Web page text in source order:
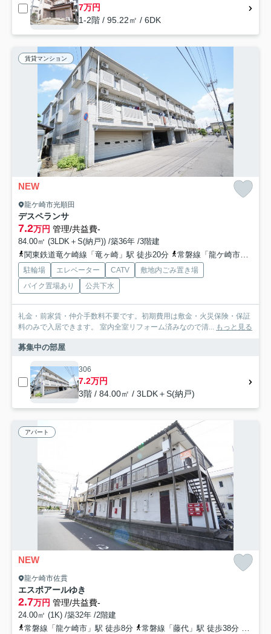
7万円
1-2階 / 95.22㎡ / 6DK
賃貸マンション
NEW
龍ケ崎市光順田
デスペランサ
7.2万円 管理/共益費-
84.00㎡ (3LDK＋S(納戸)) /築36年 /3階建
関東鉄道竜ケ崎線「竜ヶ崎」駅 徒歩20分
常磐線「龍ケ崎市」駅 徒歩74分
駐輪場 エレベーター CATV
敷地内ごみ置き場
バイク置場あり
公共下水
礼金・前家賃・仲介手数料不要です。初期費用は敷金・火災保険・保証
料のみで入居できます。 室内全室リフォーム済みなので清... もっと見る
募集中の部屋
306
7.2万円
3階 / 84.00㎡ / 3LDK＋S(納戸)
アパート
NEW
龍ケ崎市佐貫
エスポアールゆき
2.7万円 管理/共益費-
24.00㎡ (1K) /築32年 /2階建
常磐線「龍ケ崎市」駅 徒歩8分
常磐線「藤代」駅 徒歩38分 常磐